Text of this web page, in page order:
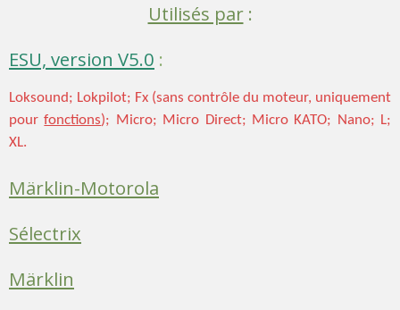
Utilisés par:
ESU, version V5.0 :
Loksound; Lokpilot; Fx (sans contrôle du moteur, uniquement
pourfonctions); Micro; Micro Direct; Micro KATO; Nano; L;
XL.
Märklin-Motorola
Sélectrix
Märklin